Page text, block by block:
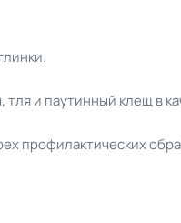
и паутинный клещ в
профилактических